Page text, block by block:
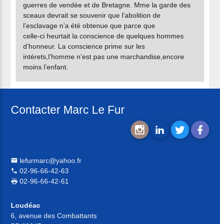
guerres de vendée et de Bretagne. Mme la garde des
sceaux devrait se souvenir que l’abolition de
l’esclavage n’a été obtenue que parce que
celle-ci heurtait la conscience de quelques hommes
d’honneur. La conscience prime sur les
intérets,l’homme n’est pas une marchandise,encore
moins l’enfant.
Contacter Marc Le Fur
lefurmarc@yahoo.fr
02-96-66-42-63
02-96-66-42-61
Loudéac
6, avenue des Combattants